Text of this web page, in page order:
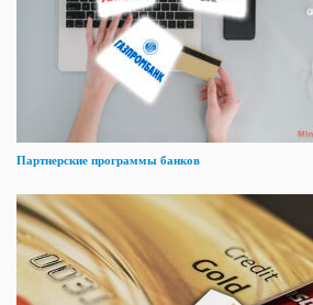
Партнерские программы банков